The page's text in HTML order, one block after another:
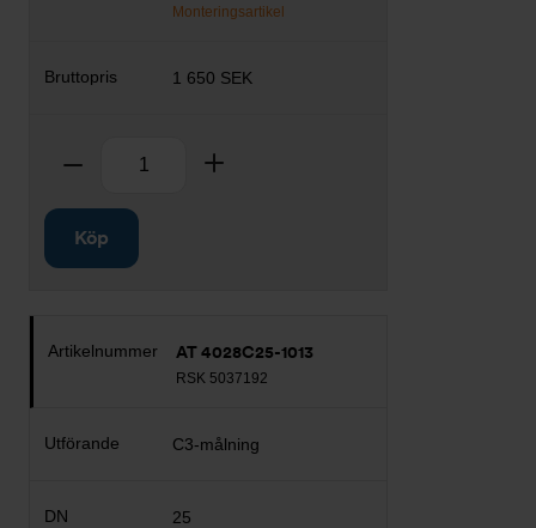
Monteringsartikel
1 650 SEK
Ta bort
Köp
AT 4028C25-1013
RSK 5037192
C3-målning
25